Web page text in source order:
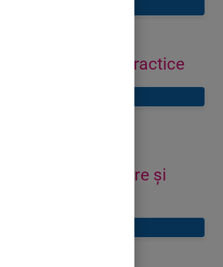
Exemple Practice
Recapitulare și